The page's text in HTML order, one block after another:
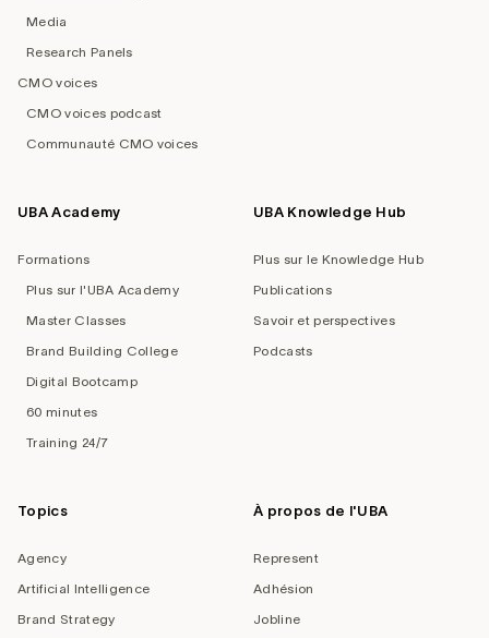
Media
Research Panels
CMO voices
CMO voices podcast
Communauté CMO voices
UBA Academy
Formations
Plus sur l'UBA Academy
Master Classes
Brand Building College
Digital Bootcamp
60 minutes
Training 24/7
UBA Knowledge Hub
Plus sur le Knowledge Hub
Publications
Savoir et perspectives
Podcasts
Topics
Agency
Artificial Intelligence
Brand Strategy
À propos de l'UBA
Represent
Adhésion
Jobline